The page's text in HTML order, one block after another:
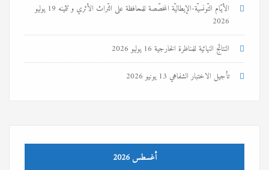
الأيّام التّونسيّة-الإيطاليّة المخصّصة للمحافظة على التّراث الأثري و تثمينه
19 يوليو
2026
النتائج النهائية للمناظرة الخارجية16 يوليو 2026
تأجيل الاختبار الشفاهي13 يونيو 2026
أغسطس 2026